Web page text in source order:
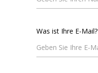
Was ist Ihre E-Mail?